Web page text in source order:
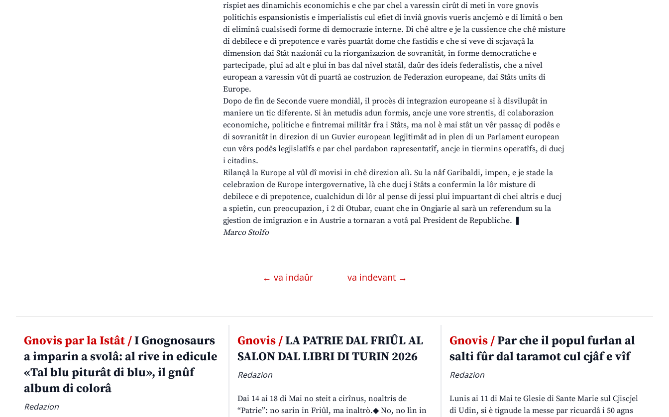
rispiet aes dinamichis economichis e che par chel a varessin cirût di meti in vore gnovis
politichis espansionistis e imperialistis cul efiet di inviâ gnovis vueris ancjemò e di limitâ o ben
di eliminâ cualsisedi forme di democrazie interne. Di chê altre e je la cussience che chê misture
di debilece e di prepotence e varès puartât dome che fastidis e che si veve di scjavaçâ la
dimension dai Stât nazionâi cu la riorganizazion de sovranitât, in forme democratiche e
partecipade, plui ad alt e plui in bas dal nivel statâl, daûr des ideis federalistis, che a nivel
european a varessin vût di puartâ ae costruzion de Federazion europeane, dai Stâts unîts di
Europe.
Dopo de fin de Seconde vuere mondiâl, il procès di integrazion europeane si à disvilupât in
maniere un tic diferente. Si àn metudis adun formis, ancje une vore strentis, di colaborazion
economiche, politiche e fintremai militâr fra i Stâts, ma nol è mai stât un vêr passaç di podês e
di sovranitât in direzion di un Guvier european legjitimât ad in plen di un Parlament european
cun vêrs podês legjislatîfs e par chel pardabon rapresentatîf, ancje in tiermins operatîfs, di ducj
i citadins.
Rilançâ la Europe al vûl dî movisi in chê direzion alì. Su la nâf Garibaldi, impen, e je stade la
celebrazion de Europe intergovernative, là che ducj i Stâts a confermin la lôr misture di
debilece e di prepotence, cualchidun di lôr al pense di jessi plui impuartant di chei altris e ducj
a spietin, cun preocupazion, i 2 di Otubar, cuant che in Ongjarie al sarà un referendum su la
gjestion de imigrazion e in Austrie a tornaran a votâ pal President de Republiche. ❚
Marco Stolfo
← va indaûr va indevant →
Gnovis par la Istât /I Gnognosaurs
a imparin a svolâ: al rive in edicule
«Tal blu piturât di blu», il gnûf
album di colorâ
Redazion
Gnovis /LA PATRIE DAL FRIÛL AL
SALON DAL LIBRI DI TURIN 2026
Redazion
Dai 14 ai 18 di Mai no steit a cirînus, noaltris de
“Patrie”: no sarin in Friûl, ma inaltrò.◆ No, no lìn in
Gnovis /Par che il popul furlan al
salti fûr dal taramot cul cjâf e vîf
Redazion
Lunis ai 11 di Mai te Glesie di Sante Marie sul Cjiscjel
di Udin, si è tignude la messe par ricuardâ i 50 agns